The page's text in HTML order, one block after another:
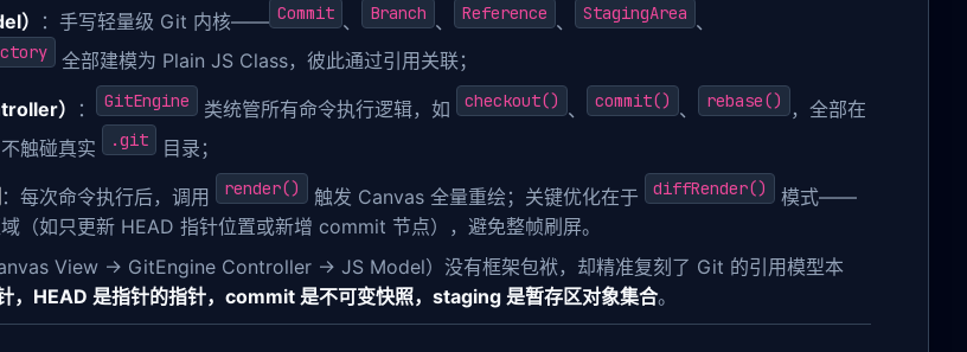
） ：手写轻量级 Git 内核—— Commit 、 Branch 、 Reference 、 StagingArea 、
全部建模为 Plain JS Class，彼此通过引用关联；
） ： GitEngine 类统管所有命令执行逻辑，如 checkout() 、 commit() 、 rebase()
，全部在
触碰真实
.git 目录；
：每次命令执行后，调用 render() 触发 Canvas 全量重绘；关键优化在于 diffRender()
模式——
（如只更新 HEAD 指针位置或新增 commit 节点），避免整帧刷屏。
View → GitEngine Controller → JS Model）没有框架包袱，却精准复刻了 Git 的引用模型本
，HEAD 是指针的指针，commit 是不可变快照，staging 是暂存区对象集合。